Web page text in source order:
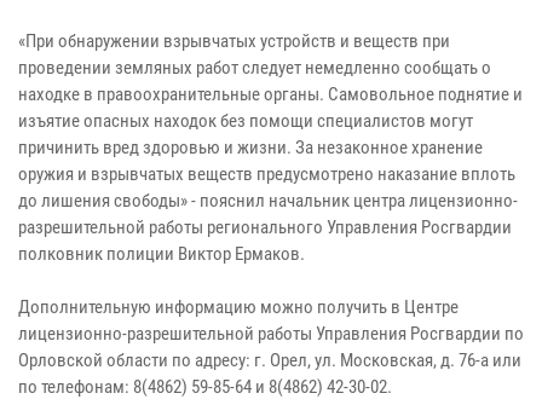
«При обнаружении взрывчатых устройств и веществ при
проведении земляных работ следует немедленно сообщать о
находке в правоохранительные органы. Самовольное поднятие и
изъятие опасных находок без помощи специалистов могут
причинить вред здоровью и жизни. За незаконное хранение
оружия и взрывчатых веществ предусмотрено наказание вплоть
до лишения свободы» - пояснил начальник центра лицензионно-
разрешительной работы регионального Управления Росгвардии
полковник полиции Виктор Ермаков.
Дополнительную информацию можно получить в Центре
лицензионно-разрешительной работы Управления Росгвардии по
Орловской области по адресу: г. Орел, ул. Московская, д. 76-а или
по телефонам: 8(4862) 59-85-64 и 8(4862) 42-30-02.